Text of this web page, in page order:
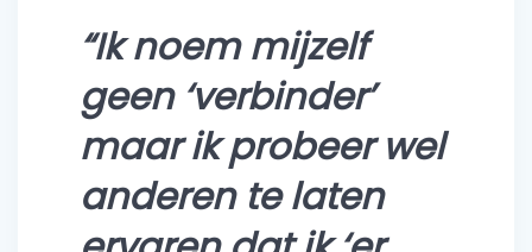
“Ik noem mijzelf
geen ‘verbinder’
maar ik probeer wel
anderen te laten